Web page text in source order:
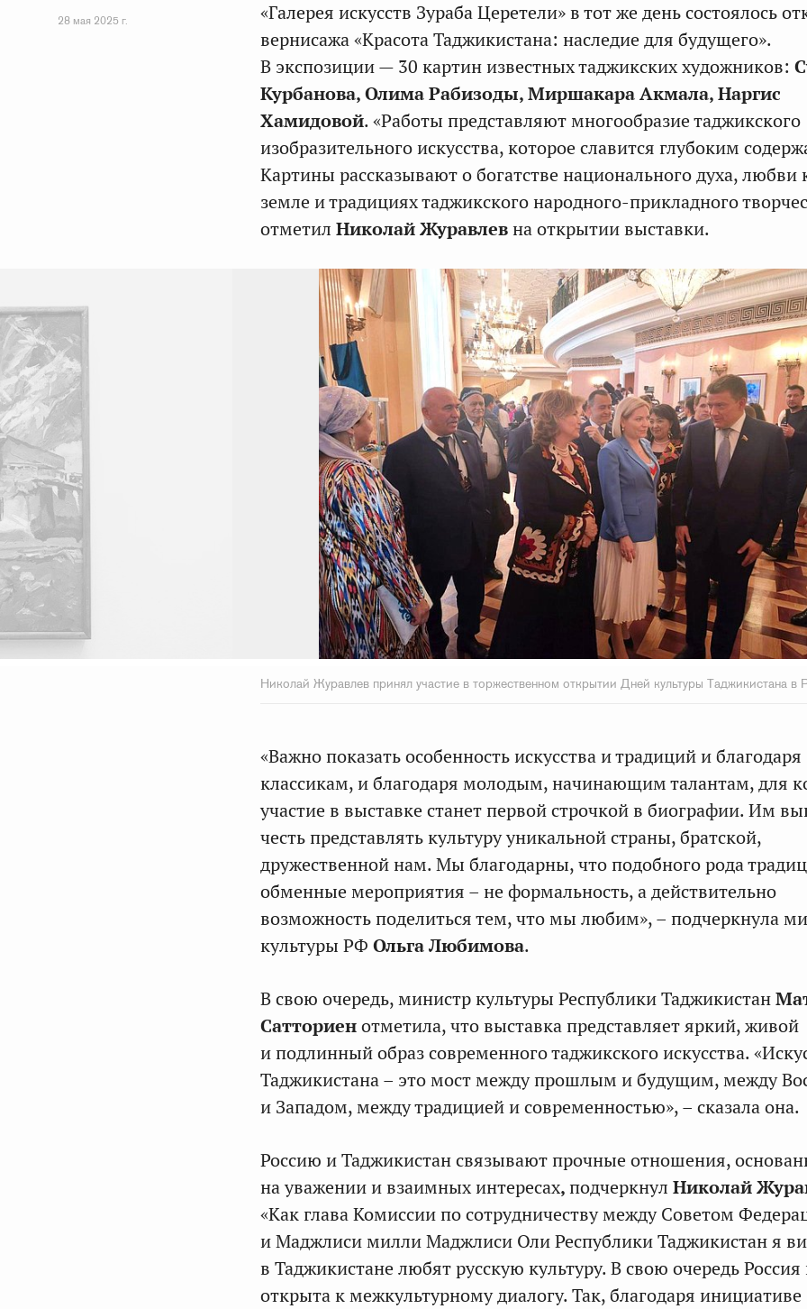
28 мая 2025 г.
«Галерея искусств Зураба Церетели» в тот же день состоялось
вернисажа «Красота Таджикистана: наследие для будущего».
В экспозиции — 30 картин известных таджикских художников:
Курбанова, Олима Рабизоды, Миршакара Акмала, Наргис
Хамидовой. «Работы представляют многообразие таджикского
изобразительного искусства, которое славится глубоким
Картины рассказывают о богатстве национального духа, любви
земле и традициях таджикского народного-прикладного
отметил Николай Журавлевна открытии выставки.
Николай Журавлев принял участие в торжественном открытии Дней культуры Таджикистана в
«Важно показать особенность искусства и традиций и благодаря
классикам, и благодаря молодым, начинающим талантам, для
участие в выставке станет первой строчкой в биографии. Им
честь представлять культуру уникальной страны, братской,
дружественной нам. Мы благодарны, что подобного рода
обменные мероприятия – не формальность, а действительно
возможность поделиться тем, что мы любим», – подчеркнула
культуры РФ Ольга Любимова.
В свою очередь, министр культуры Республики Таджикистан
Сатториенотметила, что выставка представляет яркий, живой
и подлинный образ современного таджикского искусства.
Таджикистана – это мост между прошлым и будущим, между
и Западом, между традицией и современностью», – сказала она.
Россию и Таджикистан связывают прочные отношения,
на уважении и взаимных интересах,подчеркнул Николай
«Как глава Комиссии по сотрудничеству между Советом
и Маджлиси милли Маджлиси Оли Республики Таджикистан я
в Таджикистане любят русскую культуру. В свою очередь Россия
открыта к межкультурному диалогу. Так, благодаря инициативе